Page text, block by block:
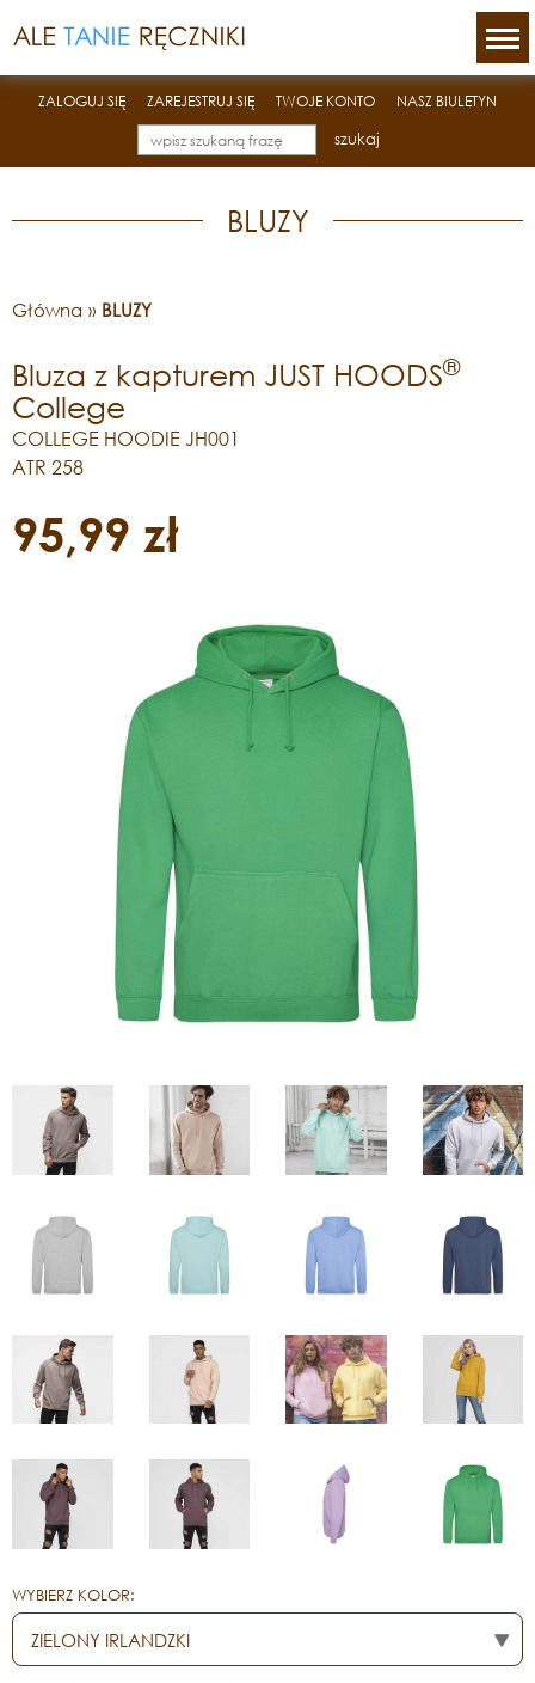
ZALOGUJ SIĘ ZAREJESTRUJ SIĘ TWOJE KONTO
NASZ BIULETYN
szukaj
BLUZY
Główna » BLUZY
Bluza z kapturem JUST HOODS®
College
COLLEGE HOODIE JH001
ATR 258
95,99 zł
WYBIERZ KOLOR: